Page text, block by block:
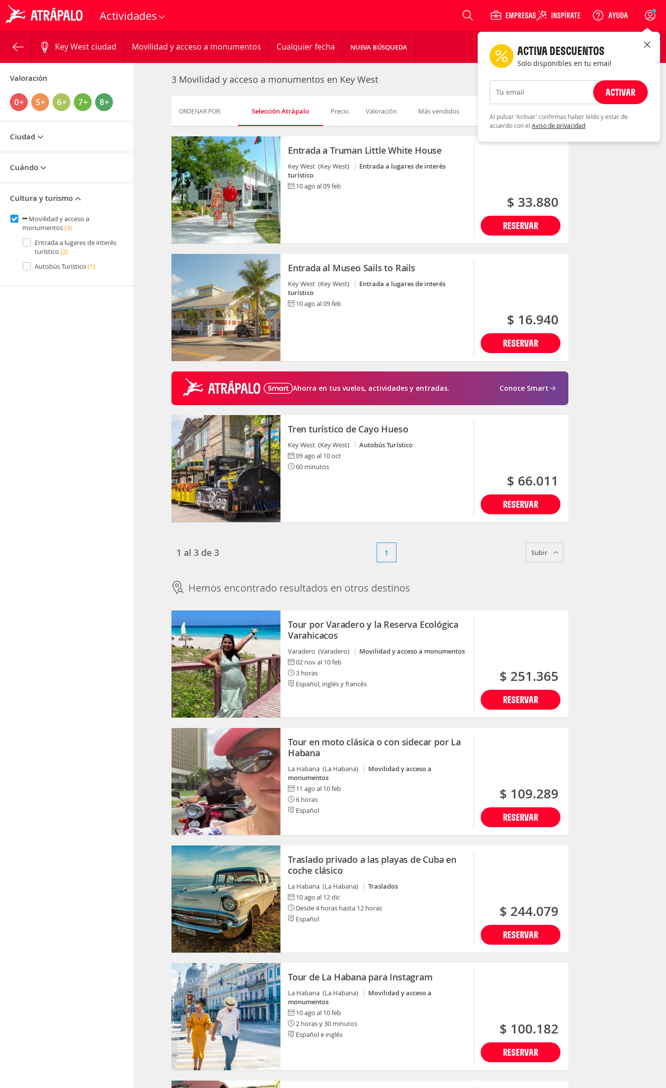
Actividades Login
Key West ciudad Movilidad y acceso a monumentos Cualquier fecha NUEVA BÚSQUEDA
Valoración
0+ 5+ 6+ 7+ 8+
Ciudad
Cuándo
Cultura y turismo
Movilidad y acceso a
monumentos(3)
Entrada a lugares de interés
turístico (2)
Autobús Turístico (1)
3 Movilidad y acceso a monumentos en Key West
ORDENAR POR: Selección Atrápalo Precio Valoración Más vendidos
Entrada a Truman Little White House
Key West (Key West)
Entrada a lugares de interés
turístico
10 ago al 09 feb
RESERVAR
$ 33.880
Entrada al Museo Sails to Rails
Key West (Key West)
Entrada a lugares de interés
turístico
10 ago al 09 feb
RESERVAR
$ 16.940
Ahorra en tus vuelos, actividades y entradas. Conoce Smart
Tren turístico de Cayo Hueso
Key West (Key West)
Autobús Turístico
09 ago al 10 oct
60 minutos
RESERVAR
$ 66.011
1 al 3 de 3 1 Subir
Hemos encontrado resultados en otros destinos
Tour por Varadero y la Reserva Ecológica
Varahicacos
Varadero (Varadero)
Movilidad y acceso a monumentos
02 nov al 10 feb
3 horas
Español, inglés y francés
RESERVAR
$ 251.365
Tour en moto clásica o con sidecar por La
Habana
La Habana (La Habana)
Movilidad y acceso a
monumentos
11 ago al 10 feb
6 horas
Español
RESERVAR
$ 109.289
Traslado privado a las playas de Cuba en
coche clásico
La Habana (La Habana)
Traslados
10 ago al 12 dic
Desde 4 horas hasta 12 horas
Español
RESERVAR
$ 244.079
Tour de La Habana para Instagram
La Habana (La Habana)
Movilidad y acceso a
monumentos
10 ago al 10 feb
2 horas y 30 minutos
Español e inglés
RESERVAR
$ 100.182
ACTIVA DESCUENTOS
Solo disponibles en tu email
Tu email ACTIVAR
Al pulsar 'Activar' confirmas haber leído y estar de
acuerdo con el Aviso de privacidad